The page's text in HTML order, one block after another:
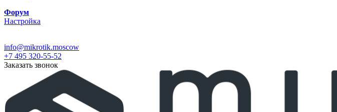
Форум
Настройка
info@mikrotik.moscow
+7 495 320-55-52
Заказать звонок